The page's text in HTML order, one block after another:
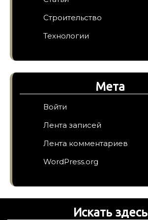
Строительство
Технологии
Мета
Войти
Лента записей
Лента комментариев
WordPress.org
Искать здесь